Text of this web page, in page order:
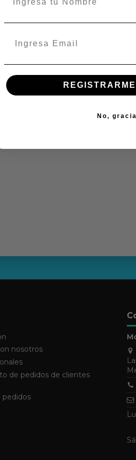
ÑUÑOA
nosotros
de pedidos de clientes
pedidos
No,